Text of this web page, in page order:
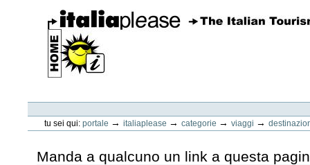
contenuti.
Spostati
navigazione
personali
tu sei qui: portale → italiaplease → categorie → viaggi →
Manda a qualcuno un link a questa